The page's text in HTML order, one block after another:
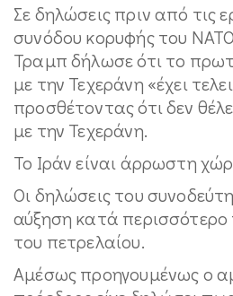
Σε δηλώσεις πριν από τις
συνόδου κορυφής του
Τραμπ δήλωσε ότι το
με την Τεχεράνη «έχει
προσθέτοντας ότι δεν
με την Τεχεράνη.
Το Ιράν είναι άρρωστη
Οι δηλώσεις του
αύξηση κατά
του πετρελαίου.
Αμέσως προηγουμένως ο